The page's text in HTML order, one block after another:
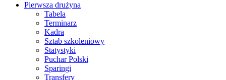
Pierwsza drużyna
Tabela
Terminarz
Kadra
Sztab szkoleniowy
Statystyki
Puchar Polski
Sparingi
Transfery